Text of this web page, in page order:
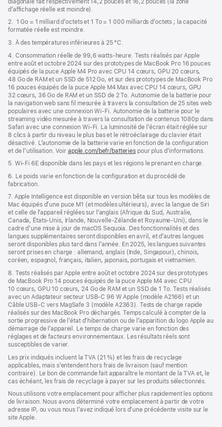
d’affichage réelle est moindre).
2. 1 Go = 1 milliard d’octets et 1 To = 1 000 milliards d’octets ; la capacité
formatée réelle est moindre.
3. À des températures inférieures à 25 °C.
4. Consommation réelle de 99,6 watts‑heure. Tests réalisés par Apple
entre août et octobre 2024 sur des prototypes de MacBook Pro 16 pouces
équipés de la puce Apple M4 Pro avec CPU 14 cœurs, GPU 20 cœurs,
48 Go de RAM et un SSD de 512 Go, et sur des prototypes de MacBook Pro
16 pouces équipés de la puce Apple M4 Max avec CPU 14 cœurs, GPU
32 cœurs, 36 Go de RAM et un SSD de 2 To. Autonomie de la batterie pour
la navigation web sans fil mesurée à travers la consultation de 25 sites web
populaires avec une connexion Wi-Fi. Autonomie de la batterie pour le
streaming vidéo mesurée à travers la consultation de contenus 1080p dans
Safari avec une connexion Wi-Fi. La luminosité de l’écran était réglée sur
8 clics à partir du niveau le plus bas et le rétroéclairage du clavier était
désactivé. L’autonomie de la batterie varie en fonction de la configuration
et de l’utilisation. Voir apple.com/befr/batteries pour plus d’informations.
5. Wi-Fi 6E disponible dans les pays et les régions le prenant en charge.
6. Le poids varie en fonction de la configuration et du procédé de
fabrication.
7. Apple Intelligence est disponible en version bêta sur tous les modèles de
Mac équipés d’une puce M1 (et modèles ultérieurs), avec la langue de Siri
et celle de l’appareil réglées sur l’anglais (Afrique du Sud, Australie,
Canada, États-Unis, Irlande, Nouvelle-Zélande et Royaume-Uni), dans le
cadre d’une mise à jour de macOS Sequoia. Des fonctionnalités et des
langues supplémentaires seront disponibles en avril, et d’autres langues
seront disponibles plus tard dans l’année. En 2025, les langues suivantes
seront prises en charge : allemand, anglais (Inde, Singapour), chinois,
coréen, espagnol, français, italien, japonais, portugais et vietnamien.
8. Tests réalisés par Apple entre août et octobre 2024 sur des prototypes
de MacBook Pro 14 pouces équipés de la puce Apple M4 avec CPU
10 cœurs, GPU 10 cœurs, 24 Go de RAM et un SSD de 1 To. Tests réalisés
avec un Adaptateur secteur USB-C 96 W Apple (modèle A2166) et un
Câble USB-C vers MagSafe 3 (modèle A2363). Tests de charge rapide
réalisés sur des MacBook Pro déchargés. Temps calculé à compter de la
sortie progressive de l’état d’hibernation ou de l’apparition du logo Apple au
démarrage de l’appareil. Le temps de charge varie en fonction des
réglages et de facteurs environnementaux. Les résultats réels sont
susceptibles de varier.
Les prix indiqués incluent la TVA (21 %) et les frais de recyclage
applicables, mais s’entendent hors frais de livraison (sauf mention
contraire). Le bon de commande fait apparaître le montant de la TVA et, le
cas échéant, les frais de recyclage à payer sur les produits sélectionnés.
Nous utilisons votre emplacement pour afficher plus rapidement les options
de livraison. Nous avons déterminé votre emplacement à partir de votre
adresse IP, ou vous nous l’avez indiqué lors d’une précédente visite sur le
site Apple.